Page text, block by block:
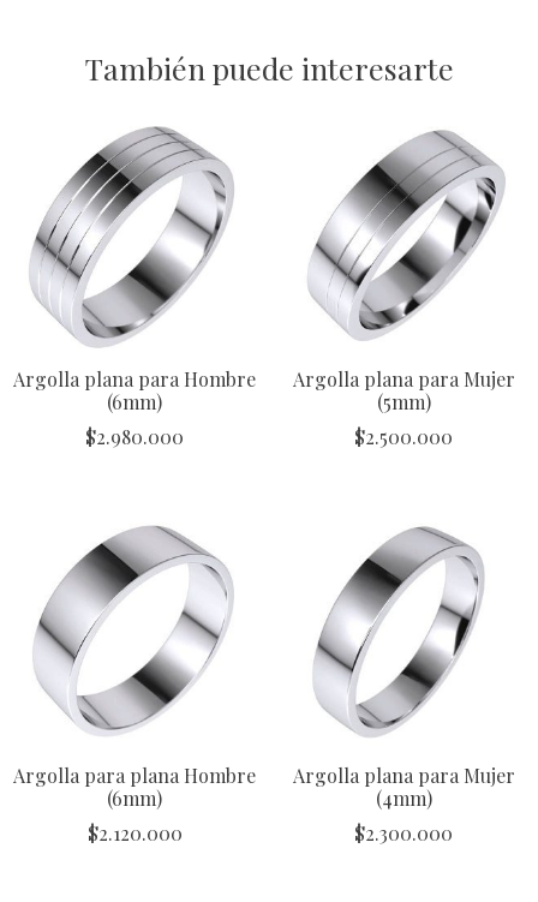
También puede interesarte
Argolla plana para Hombre
(6mm)
$2.980.000
Argolla plana para Mujer
(5mm)
$2.500.000
Argolla para plana Hombre
(6mm)
$2.120.000
Argolla plana para Mujer
(4mm)
$2.300.000